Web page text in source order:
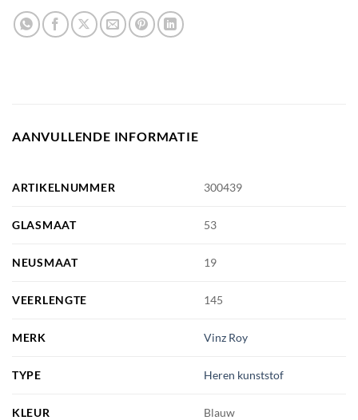
AANVULLENDE INFORMATIE
ARTIKELNUMMER 300439
GLASMAAT 53
NEUSMAAT 19
VEERLENGTE 145
MERK Vinz Roy
TYPE Heren kunststof
KLEUR Blauw